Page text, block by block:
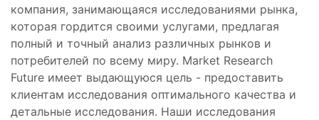
компания, занимающаяся исследованиями рынка,
которая гордится своими услугами, предлагая
полный и точный анализ различных рынков и
потребителей по всему миру. Market Research
Future имеет выдающуюся цель - предоставить
клиентам исследования оптимального качества и
детальные исследования. Наши исследования